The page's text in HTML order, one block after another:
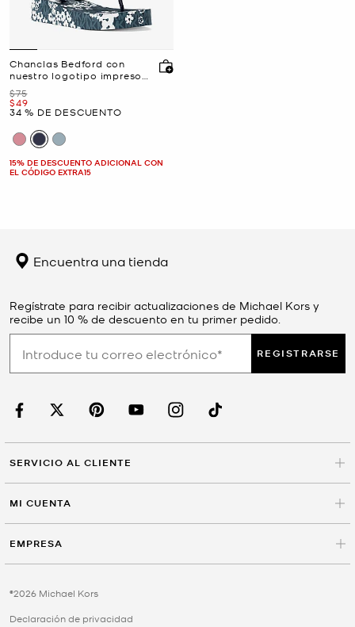
Chanclas Bedford con
nuestro logotipo impreso
exclusivo
Era
$75
Ahora
$49
34 % DE DESCUENTO
15% DE DESCUENTO ADICIONAL CON
EL CÓDIGO EXTRA15
Encuentra una tienda
Regístrate para recibir actualizaciones de Michael Kors y
recibe un 10 % de descuento en tu primer pedido.
REGISTRARSE
SERVICIO AL CLIENTE
MI CUENTA
EMPRESA
©2026 Michael Kors
Declaración de privacidad